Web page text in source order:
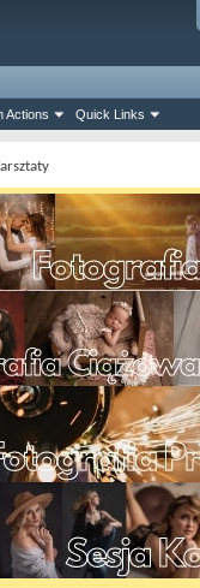
Actions Quick Links